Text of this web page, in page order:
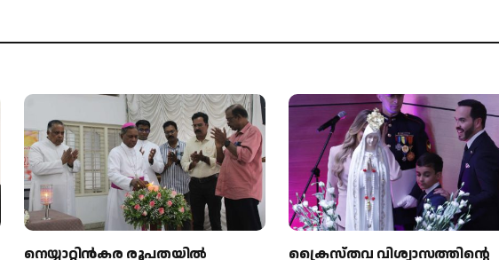
നെയ്യാറ്റിൻകര രൂപതയിൽ
ക്രൈസ്തവ വിശ്വാസത്തിന്റെ